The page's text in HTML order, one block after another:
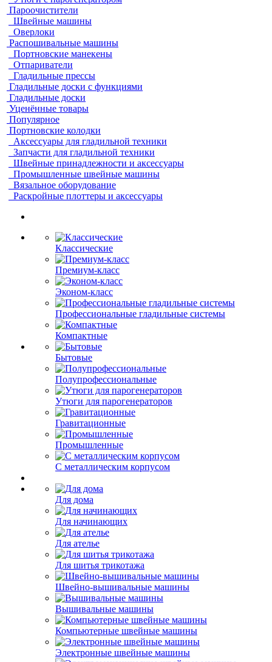
Пароочистители
Швейные машины
Оверлоки
Распошивальные машины
Портновские манекены
Отпариватели
Гладильные прессы
Гладильные доски с функциями
Гладильные доски
Уценённые товары
Популярное
Портновские колодки
Аксессуары для гладильной техники
Запчасти для гладильной техники
Швейные принадлежности и аксессуары
Промышленные швейные машины
Вязальное оборудование
Раскройные плоттеры и аксессуары
Классические
Премиум-класс
Эконом-класс
Профессиональные гладильные системы
Компактные
Бытовые
Полупрофессиональные
Утюги для парогенераторов
Гравитационные
Промышленные
С металлическим корпусом
Для дома
Для начинающих
Для ателье
Для шитья трикотажа
Швейно-вышивальные машины
Вышивальные машины
Компьютерные швейные машины
Электронные швейные машины